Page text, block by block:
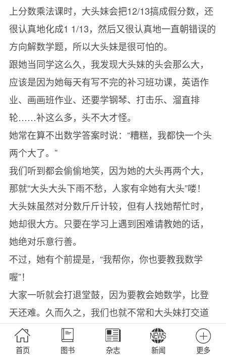
上分数乘法课时，大头妹会把12/13搞成假分数，还
很认真地化成1 1/13，然后又很认真地一直朝错误的
方向解数学题，所以大头妹是很可怕的。
跟她当同学这么久，我发现大头妹的头会那么大，
应该是因为她每天有写不完的补习班功课，英语作
业、画画班作业、还要学钢琴、打击乐、溜直排
轮……补这么多，头不大才怪。
她常在算不出数学答案时说：“糟糕，我都快一个头
两个大了。”
我们听到都会偷偷地笑，因为她的大头再两个大，
那就“大头大头下雨不愁，人家有伞她有大头”喽！
大头妹虽然对分数斤斤计较，但有人找她帮忙时，
她却很大方。只要在学习上遇到困难请教她的话，
她绝对乐意行善。
不过，她有个前提是，“我帮你，你也要教我数学
喔”！
大家一听就会打退堂鼓，因为要教会她数学，比登
天还难。久而久之，我们也就不常和大头妹打交道
了。
首页 图书 杂志 新闻 更多